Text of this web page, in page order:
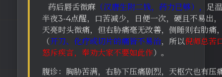
药后唇舌微麻 （汉唐生附二钱，药力已够）， 足
半夜3-4点醒，口苦减少，日便一次，硬且不易出
天亮时头微痛，但右胁痛毫无改善，侧睡则右肋痛
（开刀、化疗或切片的痛皆不易治，所以倪师总苦
怒斥疾言，奉劝大家不要如此作）。
腹诊：胸胁苦满，右胁下压痛剧烈，天枢穴也有压